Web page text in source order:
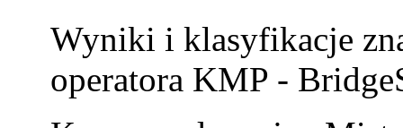
Wyniki i klasyfikacje
operatora KMP -